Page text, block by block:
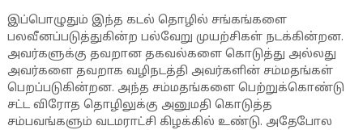
இப்பொழுதும் இந்த கடல் தொழில் சங்கங்களை
பலவீனப்படுத்துகின்ற பல்வேறு முயற்சிகள் நடக்கின்றன.
அவர்களுக்கு தவறான தகவல்களை கொடுத்து அல்லது
அவர்களை தவறாக வழிநடத்தி அவர்களின் சம்மதங்கள்
பெறப்படுகின்றன. அந்த சம்மதங்களை பெற்றுக்கொண்டு
சட்ட விரோத தொழிலுக்கு அனுமதி கொடுத்த
சம்பவங்களும் வடமராட்சி கிழக்கில் உண்டு. அதேபோல